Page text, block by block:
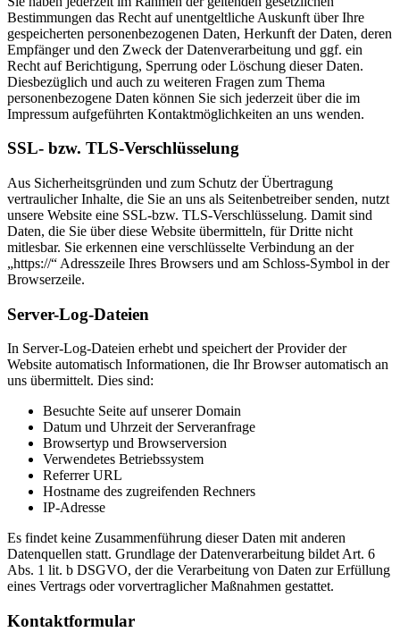
Bestimmungen das Recht auf unentgeltliche Auskunft über Ihre
gespeicherten personenbezogenen Daten, Herkunft der Daten, deren
Empfänger und den Zweck der Datenverarbeitung und ggf. ein
Recht auf Berichtigung, Sperrung oder Löschung dieser Daten.
Diesbezüglich und auch zu weiteren Fragen zum Thema
personenbezogene Daten können Sie sich jederzeit über die im
Impressum aufgeführten Kontaktmöglichkeiten an uns wenden.
SSL- bzw. TLS-Verschlüsselung
Aus Sicherheitsgründen und zum Schutz der Übertragung
vertraulicher Inhalte, die Sie an uns als Seitenbetreiber senden, nutzt
unsere Website eine SSL-bzw. TLS-Verschlüsselung. Damit sind
Daten, die Sie über diese Website übermitteln, für Dritte nicht
mitlesbar. Sie erkennen eine verschlüsselte Verbindung an der
„https://“ Adresszeile Ihres Browsers und am Schloss-Symbol in der
Browserzeile.
Server-Log-Dateien
In Server-Log-Dateien erhebt und speichert der Provider der
Website automatisch Informationen, die Ihr Browser automatisch an
uns übermittelt. Dies sind:
Besuchte Seite auf unserer Domain
Datum und Uhrzeit der Serveranfrage
Browsertyp und Browserversion
Verwendetes Betriebssystem
Referrer URL
Hostname des zugreifenden Rechners
IP-Adresse
Es findet keine Zusammenführung dieser Daten mit anderen
Datenquellen statt. Grundlage der Datenverarbeitung bildet Art. 6
Abs. 1 lit. b DSGVO, der die Verarbeitung von Daten zur Erfüllung
eines Vertrags oder vorvertraglicher Maßnahmen gestattet.
Kontaktformular